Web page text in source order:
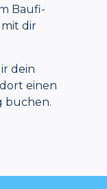
Baufi-
mit dir
dein
einen
buchen.